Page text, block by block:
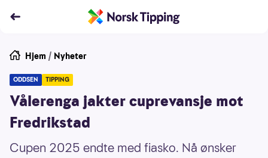
Hjem / Nyheter
ODDSEN TIPPING
Vålerenga jakter cuprevansje mot
Fredrikstad
Cupen 2025 endte med fiasko. Nå ønsker